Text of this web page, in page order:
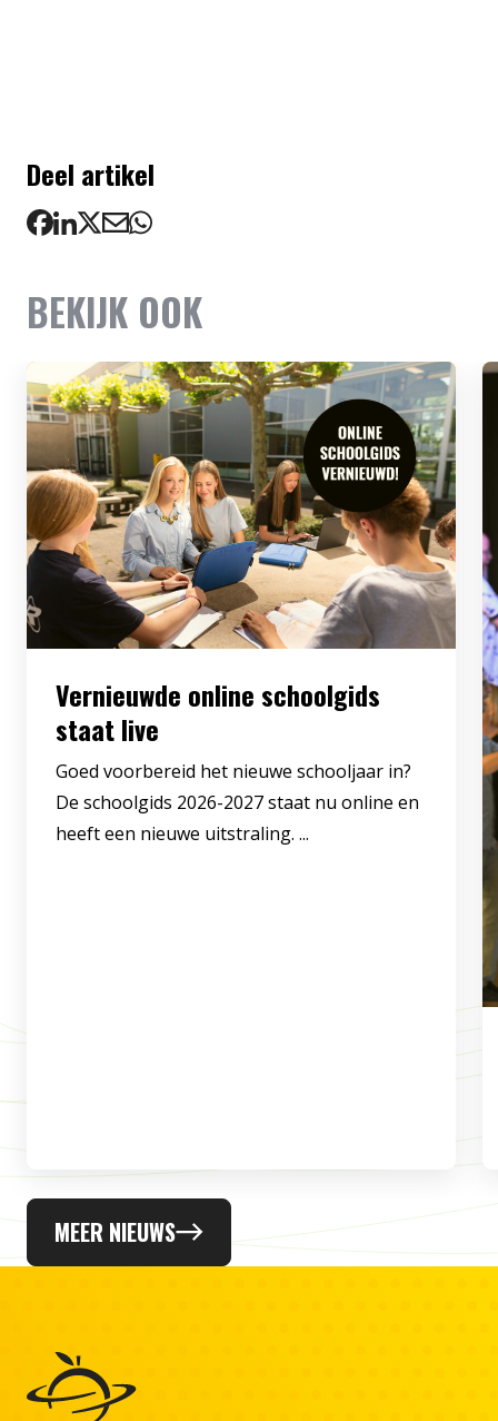
Deel artikel
BEKIJK OOK
Vernieuwde online schoolgids
staat live
Goed voorbereid het nieuwe schooljaar in?
De schoolgids 2026-2027 staat nu online en
heeft een nieuwe uitstraling. ...
MEER NIEUWS